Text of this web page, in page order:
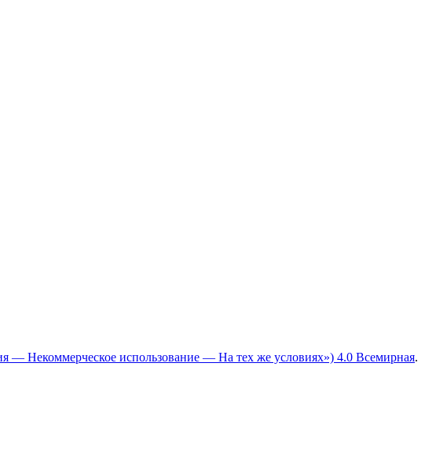
— Некоммерческое использование — На тех же условиях») 4.0 Всемирная.